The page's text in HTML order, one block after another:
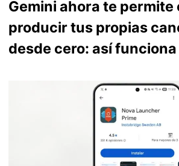
Gemini ahora te permite
producir tus propias
desde cero: así funciona